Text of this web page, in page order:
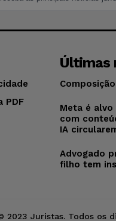
PDF
Últimas
Meta é alvo
com
IA
Advogado
filho tem
2023 Juristas. Todos os